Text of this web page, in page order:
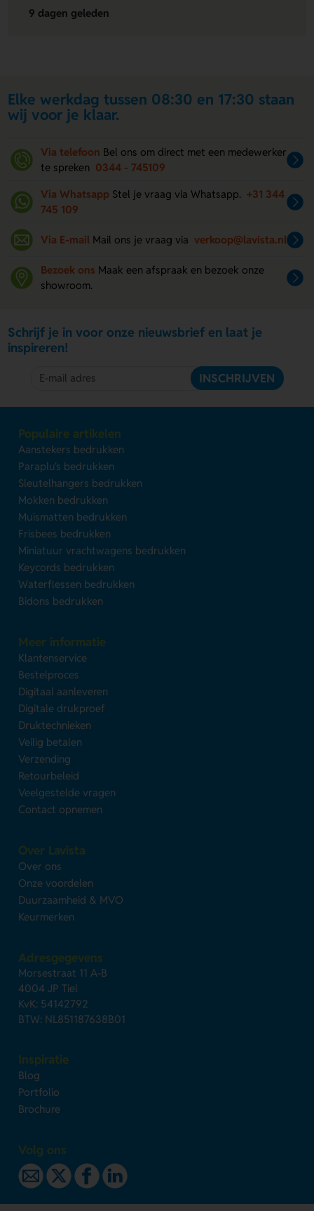
9 dagen geleden
Elke werkdag tussen 08:30 en 17:30 staan
wij voor je klaar.
Via telefoon Bel ons om direct met een medewerker
te spreken 0344 - 745109
Via Whatsapp Stel je vraag via Whatsapp. +31 344
745 109
Via E-mail Mail ons je vraag via verkoop@lavista.nl
Bezoek ons Maak een afspraak en bezoek onze
showroom.
Schrijf je in voor onze nieuwsbrief en laat je
inspireren!
INSCHRIJVEN
Populaire artikelen
Aanstekers bedrukken
Paraplu's bedrukken
Sleutelhangers bedrukken
Mokken bedrukken
Muismatten bedrukken
Frisbees bedrukken
Miniatuur vrachtwagens bedrukken
Keycords bedrukken
Waterflessen bedrukken
Bidons bedrukken
Meer informatie
Klantenservice
Bestelproces
Digitaal aanleveren
Digitale drukproef
Druktechnieken
Veilig betalen
Verzending
Retourbeleid
Veelgestelde vragen
Contact opnemen
Over Lavista
Over ons
Onze voordelen
Duurzaamheid & MVO
Keurmerken
Adresgegevens
Morsestraat 11 A-B
4004 JP Tiel
KvK: 54142792
BTW: NL851187638B01
Inspiratie
Blog
Portfolio
Brochure
Volg ons